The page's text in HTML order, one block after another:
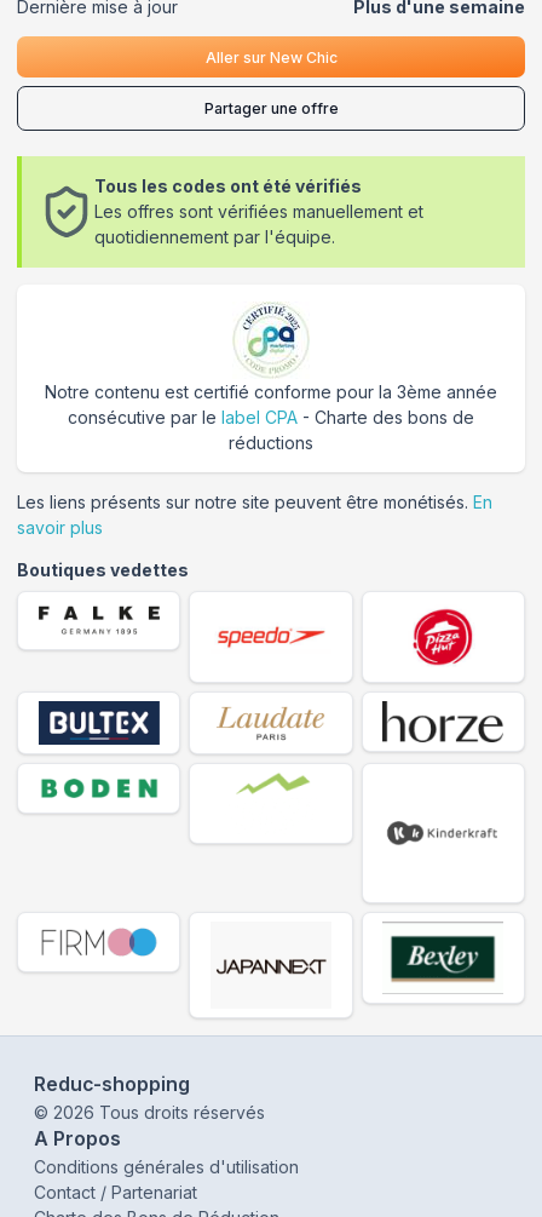
Dernière mise à jour
Plus d'une semaine
Aller sur New Chic
Partager une offre
Tous les codes ont été vérifiés
Les offres sont vérifiées manuellement et
quotidiennement par l'équipe.
Notre contenu est certifié conforme pour la 3ème année
consécutive par le label CPA - Charte des bons de
réductions
Les liens présents sur notre site peuvent être monétisés. En
savoir plus
Boutiques vedettes
Reduc-shopping
© 2026 Tous droits réservés
A Propos
Conditions générales d'utilisation
Contact / Partenariat